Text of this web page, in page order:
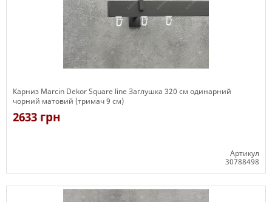
Карниз Marcin Dekor Square line Заглушка 320 см одинарний
чорний матовий (тримач 9 см)
2633 грн
Артикул
30788498